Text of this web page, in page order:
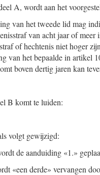
A, wordt aan het
van het tweede lid mag
van acht jaar of
of hechtenis niet hoger
van het bepaalde in artikel
boven dertig jaren kan
B komt te luiden:
volgt gewijzigd:
de aanduiding «1.»
«een derde» vervangen